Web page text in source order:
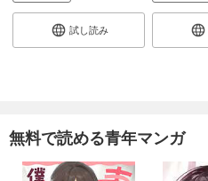
試し読み
無料で読める青年マンガ